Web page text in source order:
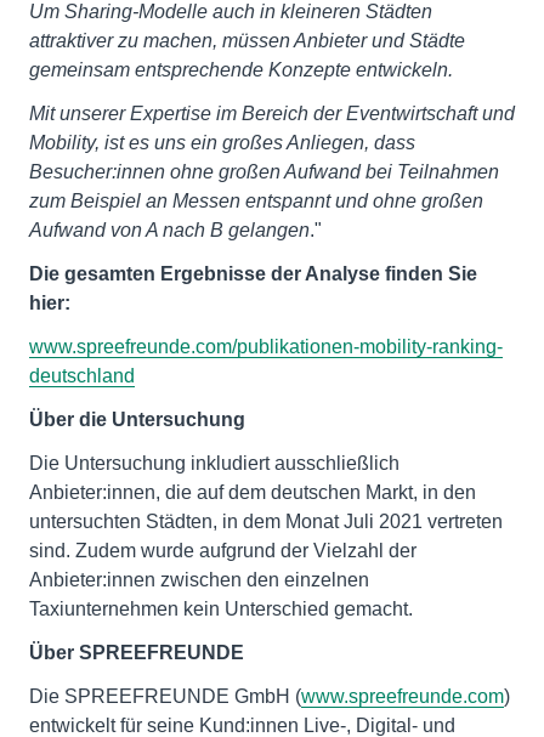
Um Sharing-Modelle auch in kleineren Städten
attraktiver zu machen, müssen Anbieter und Städte
gemeinsam entsprechende Konzepte entwickeln.
Mit unserer Expertise im Bereich der Eventwirtschaft und
Mobility, ist es uns ein großes Anliegen, dass
Besucher:innen ohne großen Aufwand bei Teilnahmen
zum Beispiel an Messen entspannt und ohne großen
Aufwand von A nach B gelangen."
Die gesamten Ergebnisse der Analyse finden Sie
hier:
www.spreefreunde.com/publikationen-mobility-ranking-
deutschland
Über die Untersuchung
Die Untersuchung inkludiert ausschließlich
Anbieter:innen, die auf dem deutschen Markt, in den
untersuchten Städten, in dem Monat Juli 2021 vertreten
sind. Zudem wurde aufgrund der Vielzahl der
Anbieter:innen zwischen den einzelnen
Taxiunternehmen kein Unterschied gemacht.
Über SPREEFREUNDE
Die SPREEFREUNDE GmbH (www.spreefreunde.com)
entwickelt für seine Kund:innen Live-, Digital- und